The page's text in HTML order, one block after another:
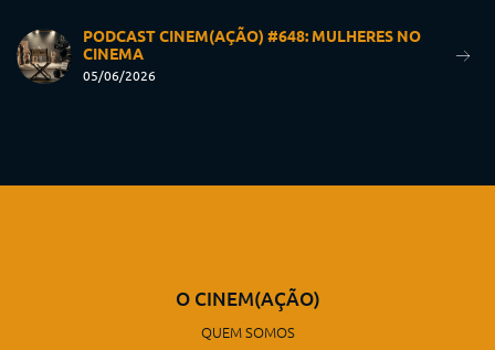
PODCAST CINEM(AÇÃO) #648: MULHERES NO
CINEMA
05/06/2026
O CINEM(AÇÃO)
QUEM SOMOS